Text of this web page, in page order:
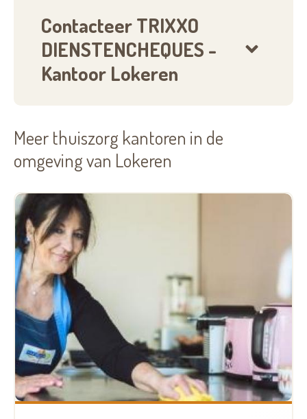
Contacteer TRIXXO
DIENSTENCHEQUES -
Kantoor Lokeren
Meer thuiszorg kantoren in de
omgeving van Lokeren